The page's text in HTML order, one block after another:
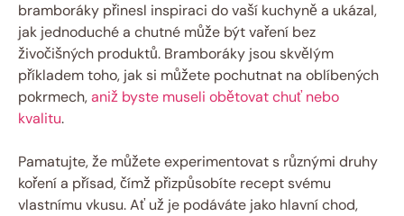
bramboráky přinesl inspiraci do vaší kuchyně a ukázal,
jak jednoduché a chutné může být vaření bez
živočišných produktů. Bramboráky jsou skvělým
příkladem toho, jak si můžete pochutnat na oblíbených
pokrmech,aniž byste museli obětovat chuť nebo
kvalitu.
Pamatujte, že můžete experimentovat s různými druhy
koření a přísad, čímž přizpůsobíte recept svému
vlastnímu vkusu. Ať už je podáváte jako hlavní chod,